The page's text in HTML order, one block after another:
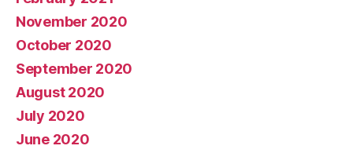
November 2020
October 2020
September 2020
August 2020
July 2020
June 2020